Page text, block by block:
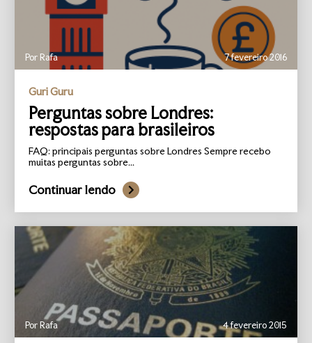
Por Rafa 7 fevereiro 2016
Guri Guru
Perguntas sobre Londres:
respostas para brasileiros
FAQ: principais perguntas sobre Londres Sempre recebo
muitas perguntas sobre...
Continuar lendo
Por Rafa 4 fevereiro 2015